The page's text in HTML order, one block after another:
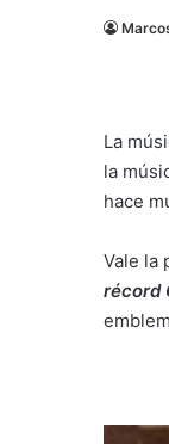
La
la
hace
Vale la
récord